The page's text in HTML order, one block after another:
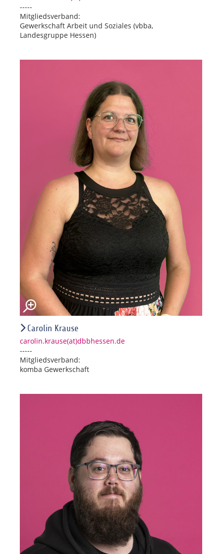
-----
Mitgliedsverband:
Gewerkschaft Arbeit und Soziales (vbba,
Landesgruppe Hessen)
Carolin Krause
carolin.krause(at)dbbhessen.de
-----
Mitgliedsverband:
komba Gewerkschaft